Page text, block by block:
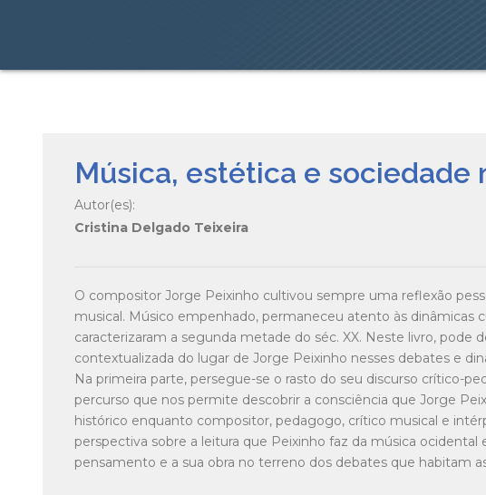
Música, estética e sociedade
Autor(es):
Cristina Delgado Teixeira
O compositor Jorge Peixinho cultivou sempre uma reflexão
musical. Músico empenhado, permaneceu atento às dinâmicas
caracterizaram a segunda metade do séc. XX. Neste livro, pode
contextualizada do lugar de Jorge Peixinho nesses debates e
Na primeira parte, persegue-se o rasto do seu discurso crítico-
percurso que nos permite descobrir a consciência que Jorge
histórico enquanto compositor, pedagogo, crítico musical e
perspectiva sobre a leitura que Peixinho faz da música ocidental
pensamento e a sua obra no terreno dos debates que habitam